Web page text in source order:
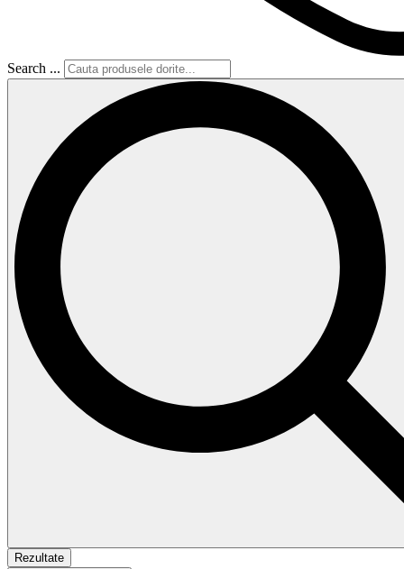
Search ...
Rezultate